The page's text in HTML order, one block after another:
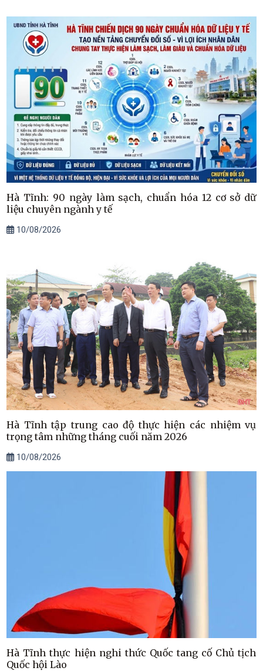
Hà Tĩnh: 90 ngày làm sạch, chuẩn hóa 12 cơ sở dữ
liệu chuyên ngành y tế
10/08/2026
Hà Tĩnh tập trung cao độ thực hiện các nhiệm vụ
trọng tâm những tháng cuối năm 2026
10/08/2026
Hà Tĩnh thực hiện nghi thức Quốc tang cố Chủ tịch
Quốc hội Lào